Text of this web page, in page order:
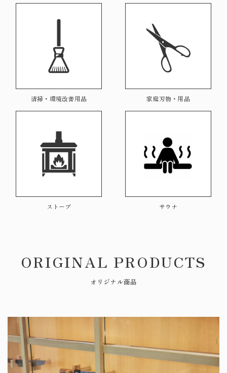
清掃・環境改善用品 家庭刃物・用品
ストーブ サウナ
ORIGINAL PRODUCTS
オリジナル商品